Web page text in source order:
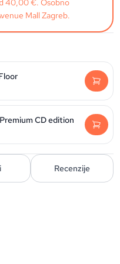
40,00 €. Osobno
Mall Zagreb.
CD edition
Recenzije